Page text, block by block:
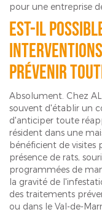
pour une entreprise
Est-il
prévenir
Absolument. Chez
souvent d'établir un
d'anticiper toute
résident dans une
bénéficient de
présence de rats,
programmées de
la gravité de
des traitements
ou dans le Val-de-